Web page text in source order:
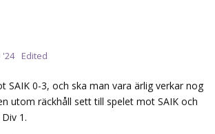
'24 Edited
SAIK 0-3, och ska man vara ärlig verkar nog
utom räckhåll sett till spelet mot SAIK och
1.